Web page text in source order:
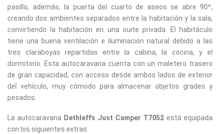
pasillo, además, la puerta del cuarto de aseos se abre 90º,
creando dos ambientes separados entre la habitación y la sala,
convirtiendo la habitación en una suite privada. El habitáculo
tiene una buena ventilación e iluminación natural debido a las
tres claraboyas repartidas entre la cabina, la cocina, y el
dormitorio. Esta autocaravana cuenta con un maletero trasero
de gran capacidad, con acceso desde ambos lados de exterior
del vehículo, muy cómodo para almacenar objetos grades y
pesados.
La autocaravana Dethleffs Just Camper T7052 está equipada
con los siguientes extras: